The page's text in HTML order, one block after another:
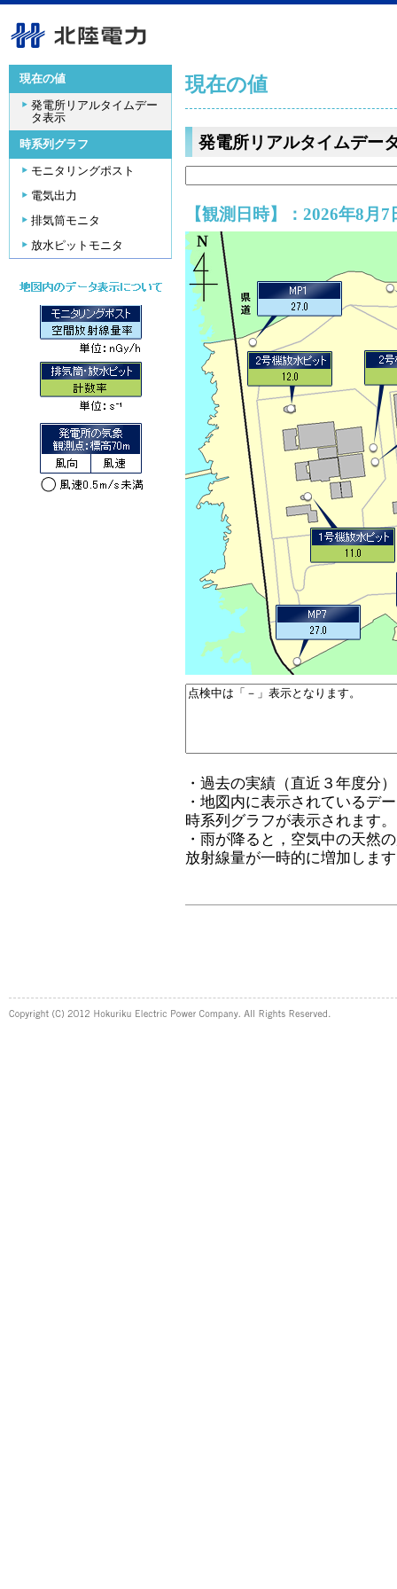
現在の値
発電所リアルタイムデー
タ表示
時系列グラフ
モニタリングポスト
電気出力
排気筒モニタ
放水ピットモニタ
現在の値
発電所リアルタイムデー
【観測日時】：2026年8月
・過去の実績（直近３年度分
・地図内に表示されているデ
時系列グラフが表示されます。
・雨が降ると，空気中の天然
放射線量が一時的に増加しま